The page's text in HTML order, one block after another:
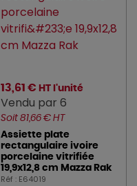
13,61 € HT l'unité
Vendu par 6
Soit 81,66 € HT
Assiette plate
rectangulaire ivoire
porcelaine vitrifiée
19,9x12,8 cm Mazza Rak
Réf : E64019